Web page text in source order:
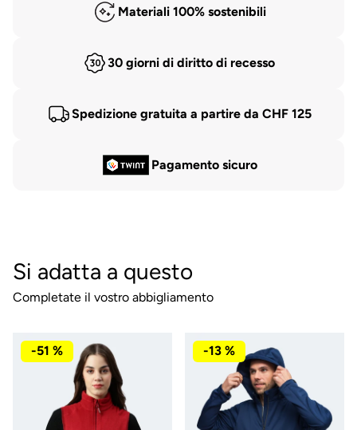
Materiali 100% sostenibili
30 giorni di diritto di recesso
Spedizione gratuita a partire da CHF 125
Pagamento sicuro
Si adatta a questo
Completate il vostro abbigliamento
-51 % -13 %